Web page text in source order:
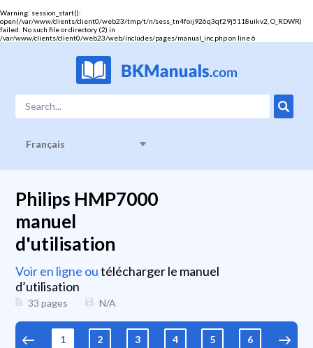
Warning: session_start():
open(/var/www/clients/client0/web23/tmp/t/n/sess_tn4foij926q3qf29j5118uikv2, O_RDWR)
failed: No such file or directory (2) in
/var/www/clients/client0/web23/web/includes/pages/manual_inc.phpon line6
Français
Philips HMP7000
manuel
d'utilisation
Voir en ligne outélécharger le manuel
d’utilisation
33 pages N/A
1 2 3 4 5 6 7